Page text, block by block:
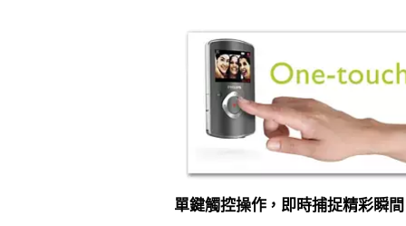
單鍵觸控操作，即時捕捉精彩瞬間